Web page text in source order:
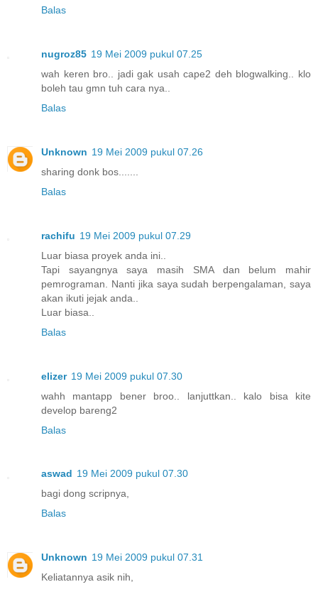
Balas
nugroz85 19 Mei 2009 pukul 07.25
wah keren bro.. jadi gak usah cape2 deh blogwalking.. klo
boleh tau gmn tuh cara nya..
Balas
Unknown 19 Mei 2009 pukul 07.26
sharing donk bos.......
Balas
rachifu 19 Mei 2009 pukul 07.29
Luar biasa proyek anda ini..
Tapi sayangnya saya masih SMA dan belum mahir
pemrograman. Nanti jika saya sudah berpengalaman, saya
akan ikuti jejak anda..
Luar biasa..
Balas
elizer 19 Mei 2009 pukul 07.30
wahh mantapp bener broo.. lanjuttkan.. kalo bisa kite
develop bareng2
Balas
aswad 19 Mei 2009 pukul 07.30
bagi dong scripnya,
Balas
Unknown 19 Mei 2009 pukul 07.31
Keliatannya asik nih,